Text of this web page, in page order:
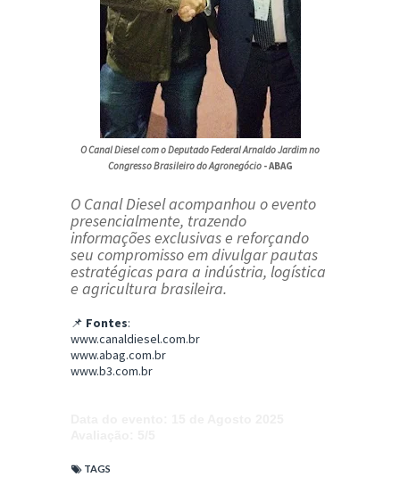
O Canal Diesel com o Deputado Federal Arnaldo Jardim no
Congresso Brasileiro do Agronegócio- ABAG
O Canal Diesel acompanhou o evento
presencialmente, trazendo
informações exclusivas e reforçando
seu compromisso em divulgar pautas
estratégicas para a indústria, logística
e agricultura brasileira.
📌 Fontes:
www.canaldiesel.com.br
www.abag.com.br
www.b3.com.br
TAGS